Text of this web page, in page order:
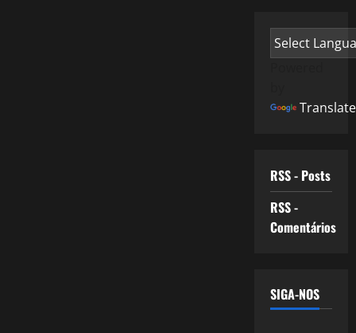
Translate
RSS - Posts
RSS -
Comentários
SIGA-NOS